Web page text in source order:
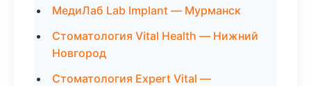
МедиЛаб Lab Implant — Мурманск
Стоматология Vital Health — Нижний
Новгород
Стоматология Expert Vital —